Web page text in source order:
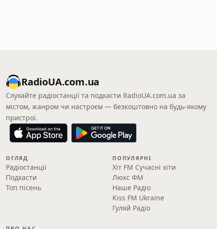
RadioUA.com.ua
Слухайте радіостанції та подкасти RadioUA.com.ua за
містом, жанром чи настроєм — безкоштовно на будь-якому
пристрої.
ОГЛЯД
Радіостанції
Подкасти
Топ пісень
ПОПУЛЯРНІ
Хіт FM Сучасні хіти
Люкс ФМ
Наше Радіо
Kiss FM Ukraine
Гуляй Радіо